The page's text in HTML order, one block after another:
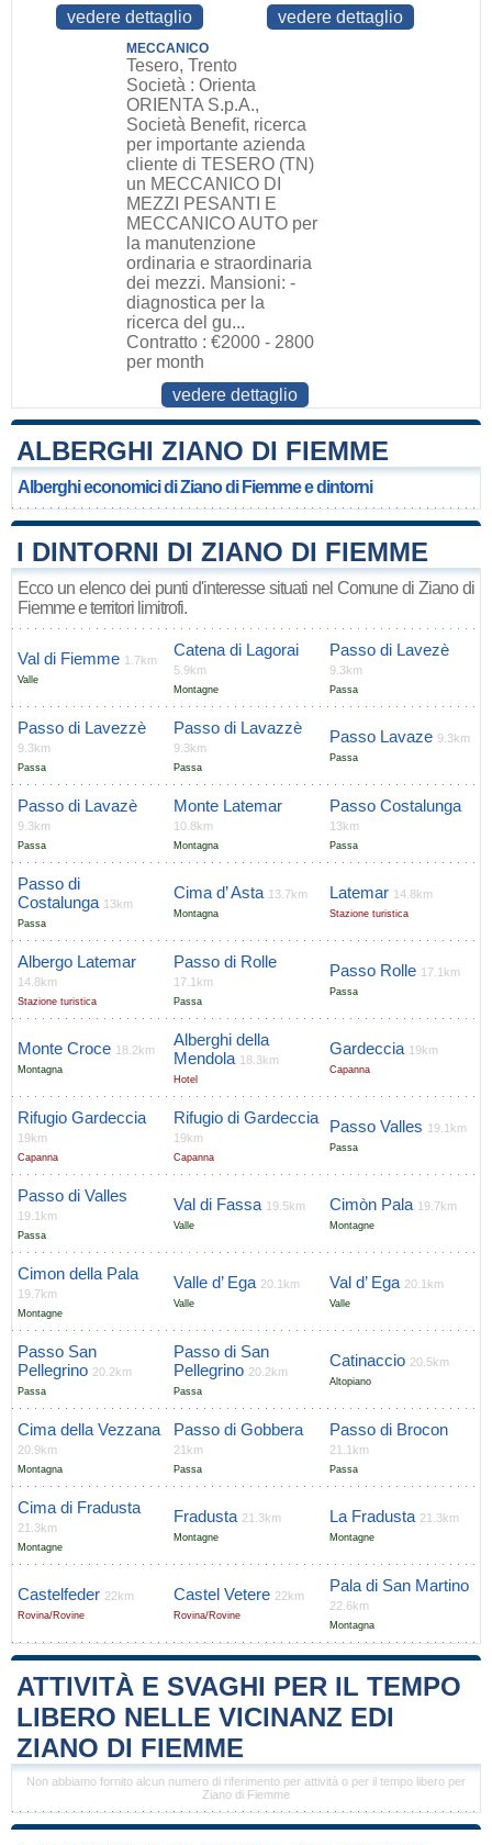
vedere dettaglio
vedere dettaglio
MECCANICO
Tesero, Trento
Società : Orienta
ORIENTA S.p.A.,
Società Benefit, ricerca
per importante azienda
cliente di TESERO (TN)
un MECCANICO DI
MEZZI PESANTI E
MECCANICO AUTO per
la manutenzione
ordinaria e straordinaria
dei mezzi. Mansioni: -
diagnostica per la
ricerca del gu...
Contratto : €2000 - 2800
per month
vedere dettaglio
ALBERGHI ZIANO DI FIEMME
Alberghi economici di Ziano di Fiemme e dintorni
I DINTORNI DI ZIANO DI FIEMME
Ecco un elenco dei punti d'interesse situati nel Comune di Ziano di
Fiemme e territori limitrofi.
Val di Fiemme 1.7km
Valle
Catena di Lagorai
5.9km
Montagne
Passo di Lavezè
9.3km
Passa
Passo di Lavezzè
9.3km
Passa
Passo di Lavazzè
9.3km
Passa
Passo Lavaze 9.3km
Passa
Passo di Lavazè
9.3km
Passa
Monte Latemar
10.8km
Montagna
Passo Costalunga
13km
Passa
Passo di
Costalunga 13km
Passa
Cima d’ Asta 13.7km
Montagna
Latemar 14.8km
Stazione turistica
Albergo Latemar
14.8km
Stazione turistica
Passo di Rolle
17.1km
Passa
Passo Rolle 17.1km
Passa
Monte Croce 18.2km
Montagna
Alberghi della
Mendola 18.3km
Hotel
Gardeccia 19km
Capanna
Rifugio Gardeccia
19km
Capanna
Rifugio di Gardeccia
19km
Capanna
Passo Valles 19.1km
Passa
Passo di Valles
19.1km
Passa
Val di Fassa 19.5km
Valle
Cimòn Pala 19.7km
Montagne
Cimon della Pala
19.7km
Montagne
Valle d’ Ega 20.1km
Valle
Val d’ Ega 20.1km
Valle
Passo San
Pellegrino 20.2km
Passa
Passo di San
Pellegrino 20.2km
Passa
Catinaccio 20.5km
Altopiano
Cima della Vezzana
20.9km
Montagna
Passo di Gobbera
21km
Passa
Passo di Brocon
21.1km
Passa
Cima di Fradusta
21.3km
Montagne
Fradusta 21.3km
Montagne
La Fradusta 21.3km
Montagne
Castelfeder 22km
Rovina/Rovine
Castel Vetere 22km
Rovina/Rovine
Pala di San Martino
22.6km
Montagna
ATTIVITÀ E SVAGHI PER IL TEMPO
LIBERO NELLE VICINANZ EDI
ZIANO DI FIEMME
Non abbiamo fornito alcun numero di riferimento per attività o per il tempo libero per
Ziano di Fiemme